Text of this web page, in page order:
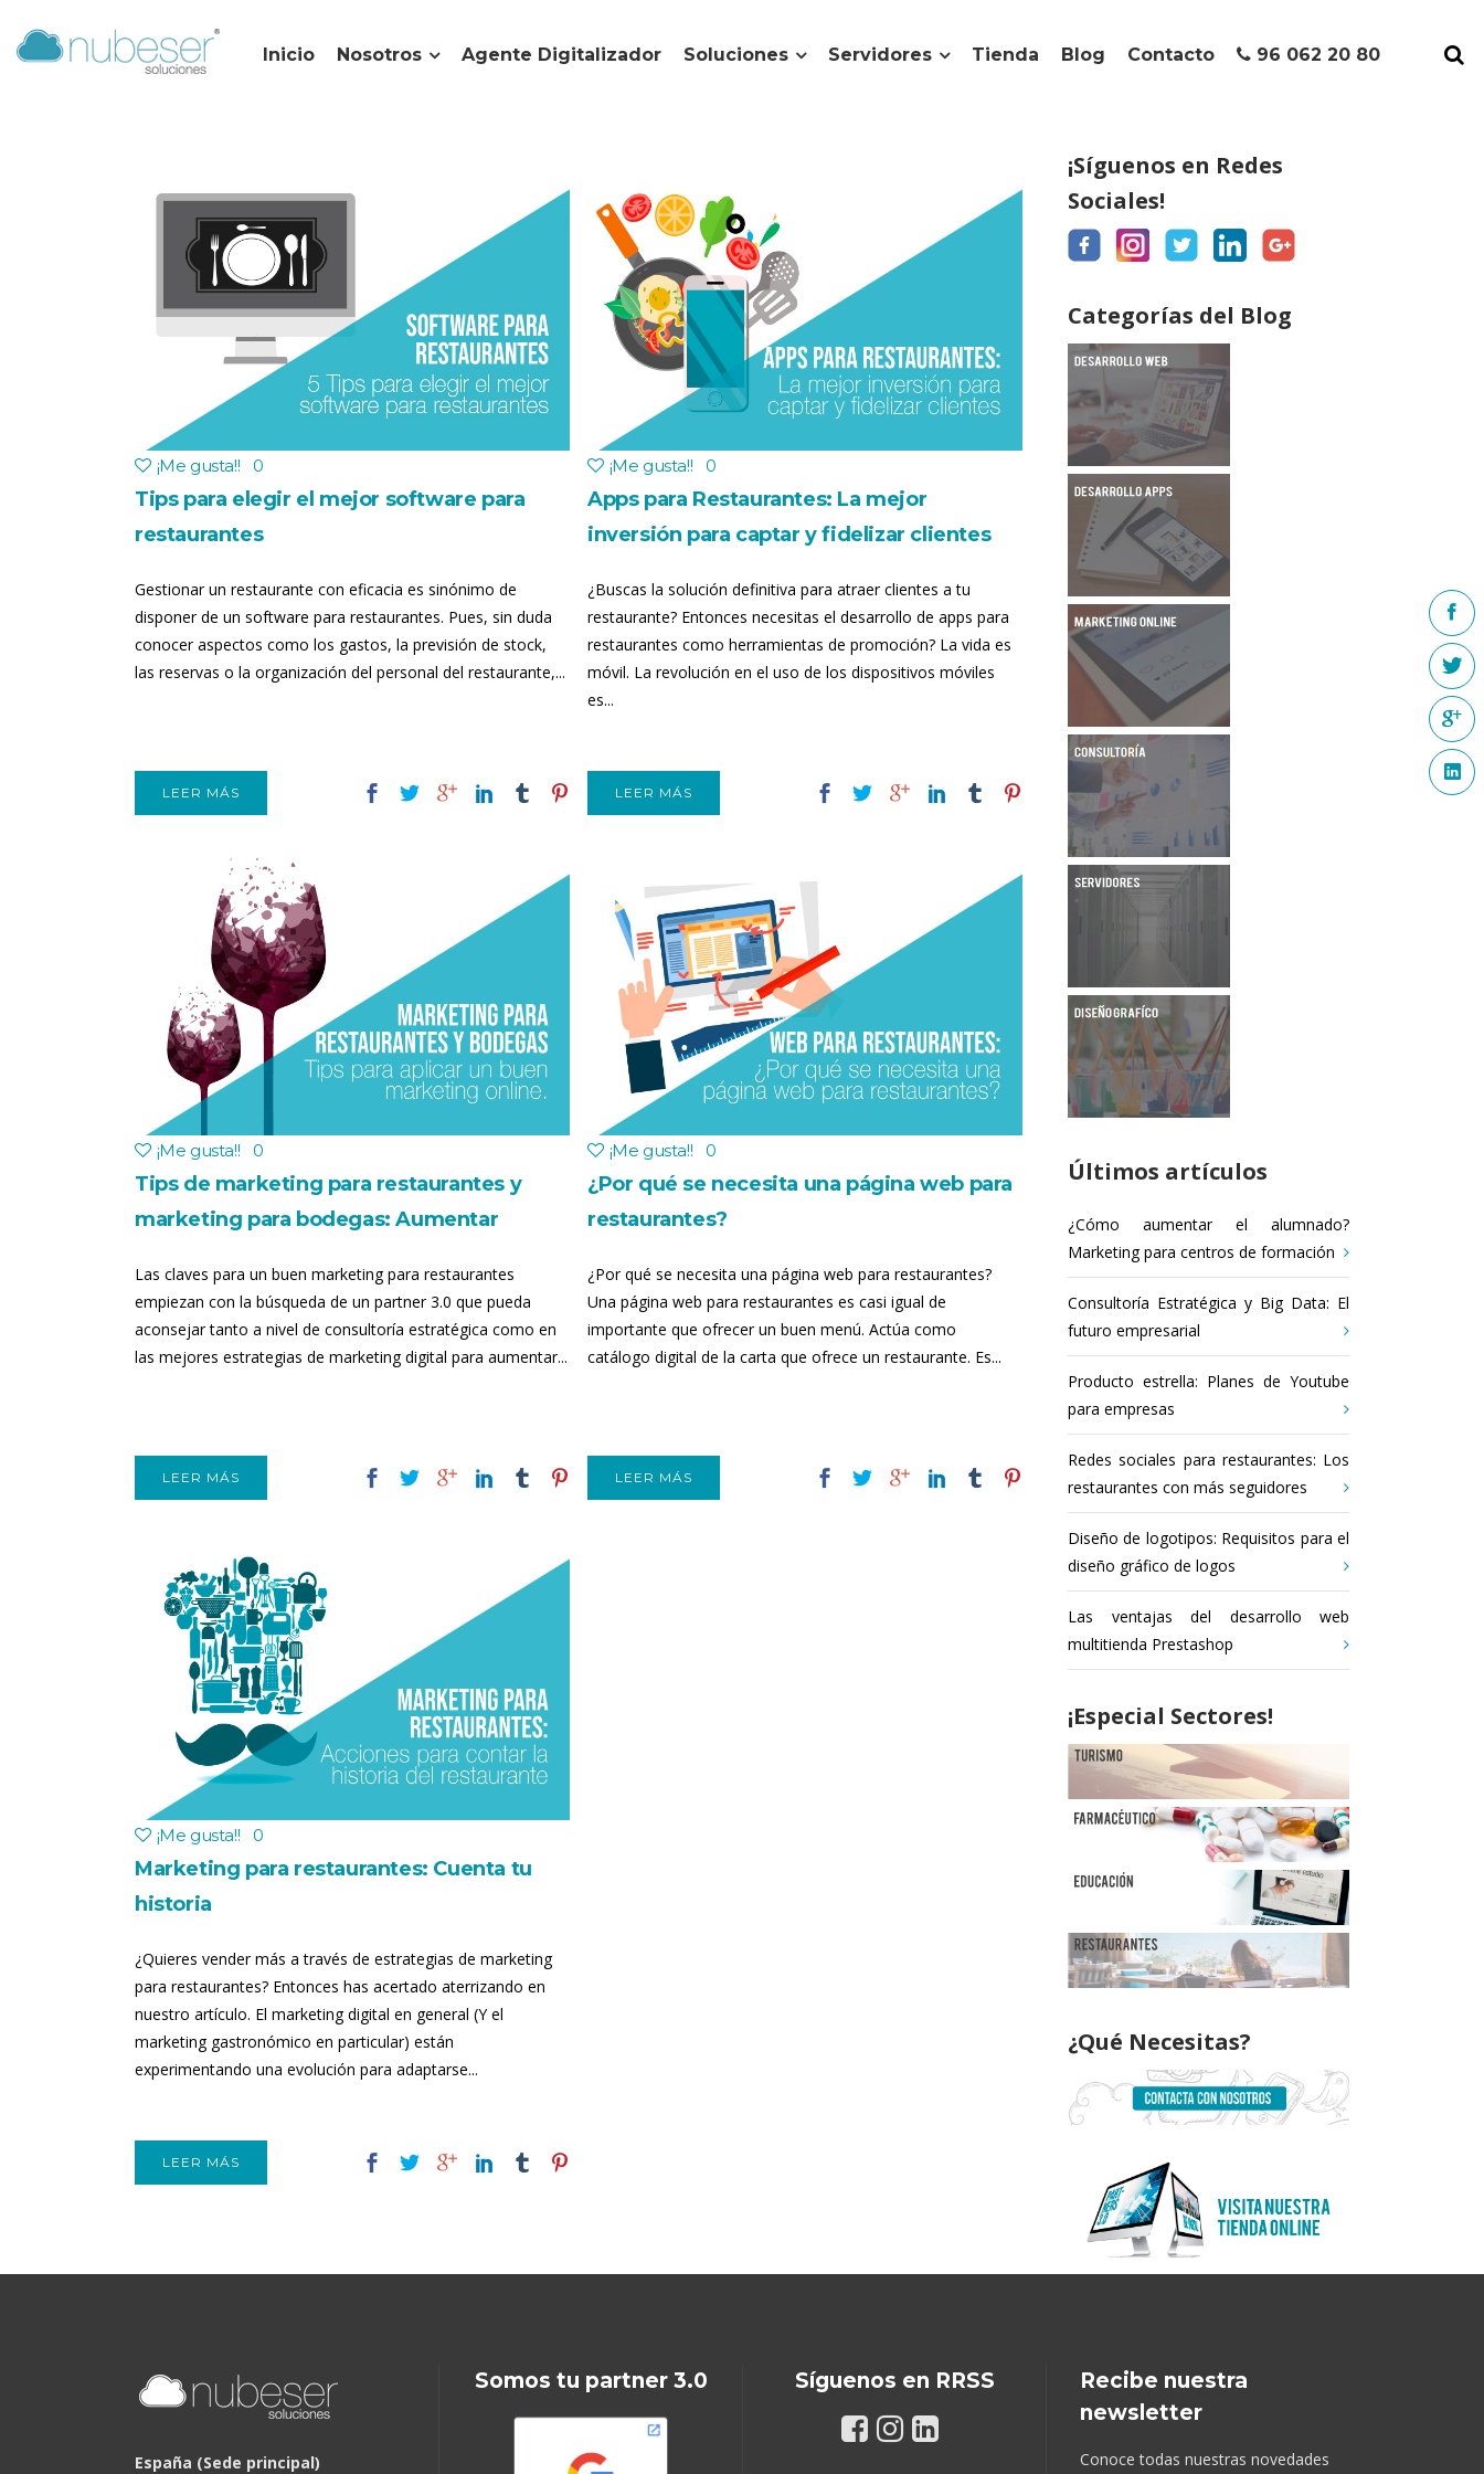
Inicio Nosotros Agente Digitalizador Soluciones Servidores Tienda Blog Contacto 96 062 20 80
¡Me gusta!! 0
Tips para elegir el mejor software para
restaurantes
Gestionar un restaurante con eficacia es sinónimo de
disponer de un software para restaurantes. Pues, sin duda
conocer aspectos como los gastos, la previsión de stock,
las reservas o la organización del personal del restaurante,...
LEER MÁS
¡Me gusta!! 0
Apps para Restaurantes: La mejor
inversión para captar y fidelizar clientes
¿Buscas la solución definitiva para atraer clientes a tu
restaurante? Entonces necesitas el desarrollo de apps para
restaurantes como herramientas de promoción? La vida es
móvil. La revolución en el uso de los dispositivos móviles
es...
LEER MÁS
¡Me gusta!! 0
Tips de marketing para restaurantes y
marketing para bodegas: Aumentar
Las claves para un buen marketing para restaurantes
empiezan con la búsqueda de un partner 3.0 que pueda
aconsejar tanto a nivel de consultoría estratégica como en
las mejores estrategias de marketing digital para aumentar...
LEER MÁS
¡Me gusta!! 0
¿Por qué se necesita una página web para
restaurantes?
¿Por qué se necesita una página web para restaurantes?
Una página web para restaurantes es casi igual de
importante que ofrecer un buen menú. Actúa como
catálogo digital de la carta que ofrece un restaurante. Es...
LEER MÁS
¡Me gusta!! 0
Marketing para restaurantes: Cuenta tu
historia
¿Quieres vender más a través de estrategias de marketing
para restaurantes? Entonces has acertado aterrizando en
nuestro artículo. El marketing digital en general (Y el
marketing gastronómico en particular) están
experimentando una evolución para adaptarse...
LEER MÁS
¡Síguenos en Redes
Sociales!
Categorías del Blog
Últimos artículos
¿Cómo aumentar el alumnado?
Marketing para centros de formación
Consultoría Estratégica y Big Data: El
futuro empresarial
Producto estrella: Planes de Youtube
para empresas
Redes sociales para restaurantes: Los
restaurantes con más seguidores
Diseño de logotipos: Requisitos para el
diseño gráfico de logos
Las ventajas del desarrollo web
multitienda Prestashop
¡Especial Sectores!
¿Qué Necesitas?
España (Sede principal)
Somos tu partner 3.0 Síguenos en RRSS
Recibe nuestra
newsletter
Conoce todas nuestras novedades